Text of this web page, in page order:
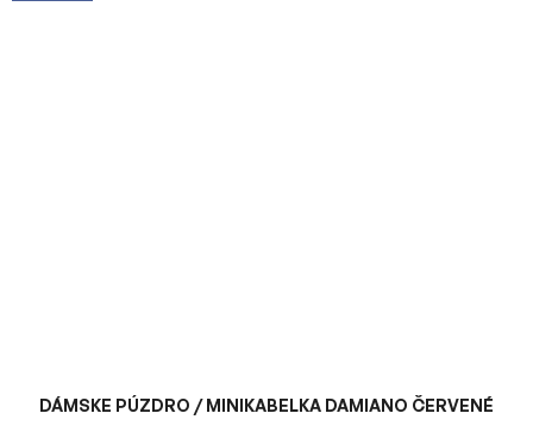
DÁMSKE PÚZDRO / MINIKABELKA DAMIANO ČERVENÉ